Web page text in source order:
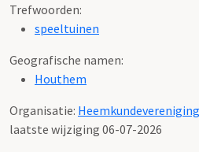
Trefwoorden:
speeltuinen
Geografische namen:
Houthem
Organisatie:
laatste wijziging 06-07-2026